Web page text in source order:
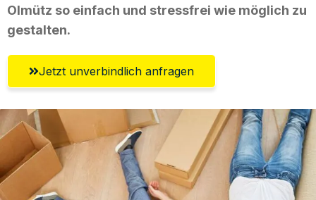
Olmütz so einfach und stressfrei wie möglich zu
gestalten.
Jetzt unverbindlich anfragen